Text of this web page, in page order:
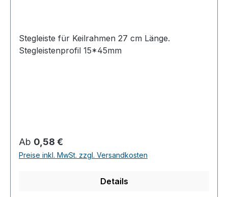
Stegleiste für Keilrahmen 27 cm Länge.
Stegleistenprofil 15*45mm
Regulärer Preis:
Ab 0,58 €
Preise inkl. MwSt. zzgl. Versandkosten
Details